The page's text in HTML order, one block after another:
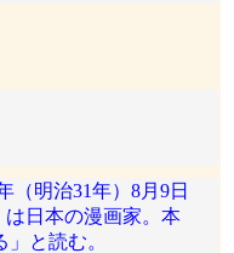
（明治31年）8月9日
は日本の漫画家。本
と読む。